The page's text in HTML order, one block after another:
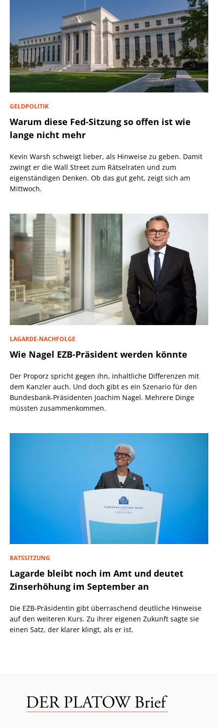
GELDPOLITIK
Warum diese Fed-Sitzung so offen ist wie
lange nicht mehr
Kevin Warsh schweigt lieber, als Hinweise zu geben. Damit
zwingt er die Wall Street zum Rätselraten und zum
eigenständigen Denken. Ob das gut geht, zeigt sich am
Mittwoch.
LAGARDE-NACHFOLGE
Wie Nagel EZB-Präsident werden könnte
Der Proporz spricht gegen ihn, inhaltliche Differenzen mit
dem Kanzler auch. Und doch gibt es ein Szenario für den
Bundesbank-Präsidenten Joachim Nagel. Mehrere Dinge
müssten zusammenkommen.
RATSSITZUNG
Lagarde bleibt noch im Amt und deutet
Zinserhöhung im September an
Die EZB-Präsidentin gibt überraschend deutliche Hinweise
auf den weiteren Kurs. Zu ihrer eigenen Zukunft sagte sie
einen Satz, der klarer klingt, als er ist.